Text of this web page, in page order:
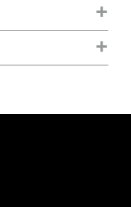
+
+